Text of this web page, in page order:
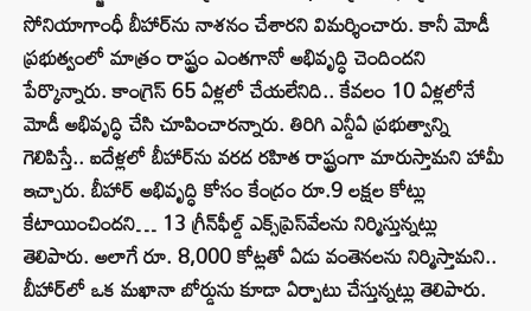
సోనియాగాంధీ బీహార్‌ను నాశనం చేశారని విమర్శించారు. కానీ మోడీ
ప్రభుత్వంలో మాత్రం రాష్ట్రం ఎంతగానో అభివృద్ధి చెందిందని
పేర్కొన్నారు. కాంగ్రెస్ 65 ఏళ్లలో చేయలేనిది.. కేవలం 10 ఏళ్లలోనే
మోడీ అభివృద్ధి చేసి చూపించారన్నారు. తిరిగి ఎన్డీఏ ప్రభుత్వాన్ని
గెలిపిస్తే.. ఐదేళ్లలో బీహార్‌ను వరద రహిత రాష్ట్రంగా మారుస్తామని హామీ
ఇచ్చారు. బీహార్ అభివృద్ధి కోసం కేంద్రం రూ.9 లక్షల కోట్లు
కేటాయించిందని… 13 గ్రీన్‌ఫీల్డ్ ఎక్స్‌ప్రెస్‌వేలను నిర్మిస్తున్నట్లు
తెలిపారు. అలాగే రూ. 8,000 కోట్లతో ఏడు వంతెనలను నిర్మిస్తామని..
బీహార్‌లో ఒక మఖానా బోర్డును కూడా ఏర్పాటు చేస్తున్నట్లు తెలిపారు.